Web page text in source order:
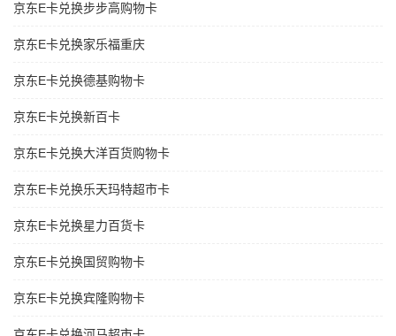
京东E卡兑换步步高购物卡
京东E卡兑换家乐福重庆
京东E卡兑换德基购物卡
京东E卡兑换新百卡
京东E卡兑换大洋百货购物卡
京东E卡兑换乐天玛特超市卡
京东E卡兑换星力百货卡
京东E卡兑换国贸购物卡
京东E卡兑换宾隆购物卡